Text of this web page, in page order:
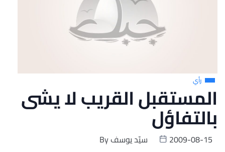
رأي
المستقبل القريب لا يشى
بالتفاؤل
Byسيّد يوسف
2009-08-15